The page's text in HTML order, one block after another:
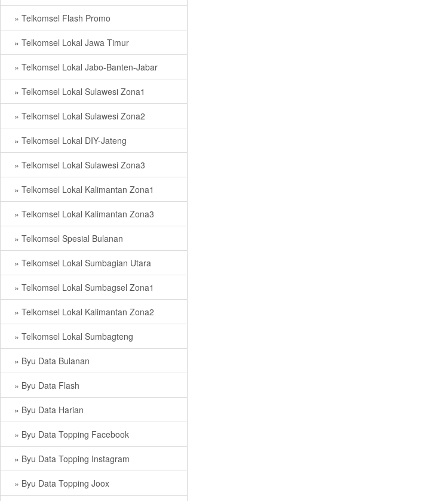
» Telkomsel Flash Promo
» Telkomsel Lokal Jawa Timur
» Telkomsel Lokal Jabo-Banten-Jabar
» Telkomsel Lokal Sulawesi Zona1
» Telkomsel Lokal Sulawesi Zona2
» Telkomsel Lokal DIY-Jateng
» Telkomsel Lokal Sulawesi Zona3
» Telkomsel Lokal Kalimantan Zona1
» Telkomsel Lokal Kalimantan Zona3
» Telkomsel Spesial Bulanan
» Telkomsel Lokal Sumbagian Utara
» Telkomsel Lokal Sumbagsel Zona1
» Telkomsel Lokal Kalimantan Zona2
» Telkomsel Lokal Sumbagteng
» Byu Data Bulanan
» Byu Data Flash
» Byu Data Harian
» Byu Data Topping Facebook
» Byu Data Topping Instagram
» Byu Data Topping Joox